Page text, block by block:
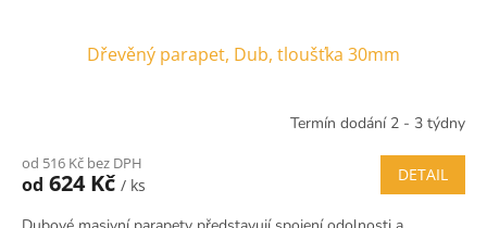
Dřevěný parapet, Dub, tloušťka 30mm
Termín dodání 2 - 3 týdny
od 516 Kč bez DPH
od 624 Kč / ks
DETAIL